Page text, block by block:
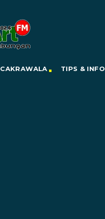
CAKRAWALA TIPS & INFO